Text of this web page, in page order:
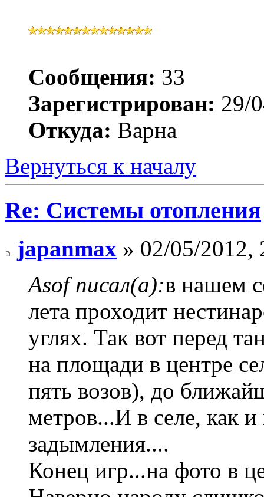
Сообщения: 33
Зарегистрирован: 29/
Откуда: Варна
Вернуться к началу
Re: Системы отопления
japanmax » 02/05/2012,
Asof писал(а):в нашем
лета проходит
углях. Так вот перед
на площади в центре
пять возов), до
метров...И в селе, как
задымления....
Конец игр...на фото в